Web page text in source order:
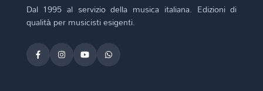
Dal 1995 al servizio della musica italiana. Edizioni di
qualità per musicisti esigenti.